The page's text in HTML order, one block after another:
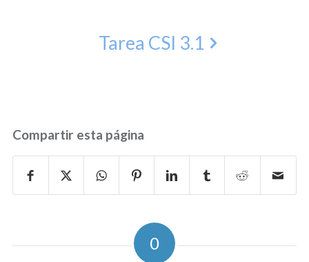
Tarea CSI 3.1
Compartir esta página
0